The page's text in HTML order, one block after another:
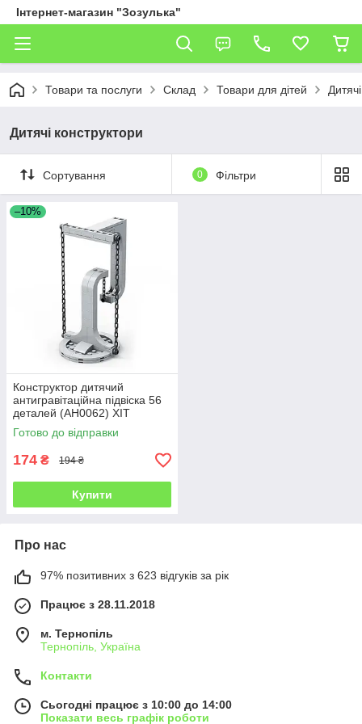
Інтернет-магазин "Зозулька"
Товари та послуги Склад Товари для дітей
Дитячі конструктори
Сортування 0 Фільтри
–10%
Конструктор дитячий
антигравітаційна підвіска 56
деталей (AH0062) ХІТ
Готово до відправки
174 ₴ 194 ₴
Купити
Про нас
97% позитивних з 623 відгуків за рік
Працює з 28.11.2018
м. Тернопіль
Тернопіль, Україна
Контакти
Сьогодні працює з 10:00 до 14:00
Показати весь графік роботи